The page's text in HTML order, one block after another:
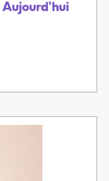
Aujourd'hui